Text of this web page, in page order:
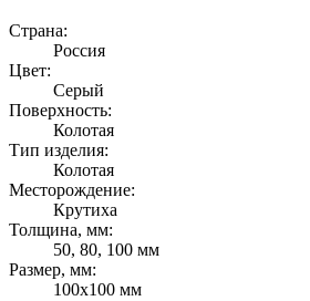
Страна:
Россия
Цвет:
Серый
Поверхность:
Колотая
Тип изделия:
Колотая
Месторождение:
Крутиха
Толщина, мм:
50, 80, 100 мм
Размер, мм:
100х100 мм